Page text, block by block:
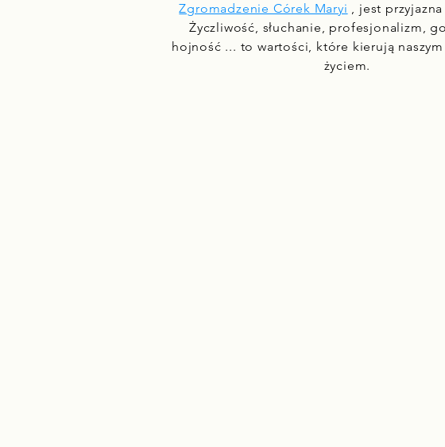
Zgromadzenie Córek Maryi , jest
Życzliwość, słuchanie, profesjonalizm,
hojność ... to wartości, które kierują
życiem.